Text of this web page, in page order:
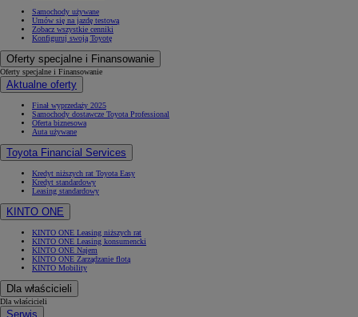
Samochody używane
Umów się na jazdę testową
Zobacz wszystkie cenniki
Konfiguruj swoją Toyotę
Oferty specjalne i Finansowanie
Oferty specjalne i Finansowanie
Aktualne oferty
Finał wyprzedaży 2025
Samochody dostawcze Toyota Professional
Oferta biznesowa
Auta używane
Toyota Financial Services
Kredyt niższych rat Toyota Easy
Kredyt standardowy
Leasing standardowy
KINTO ONE
KINTO ONE Leasing niższych rat
KINTO ONE Leasing konsumencki
KINTO ONE Najem
KINTO ONE Zarządzanie flotą
KINTO Mobility
Dla właścicieli
Dla właścicieli
Serwis